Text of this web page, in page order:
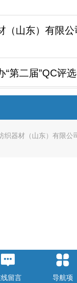
（山东）有限
第二届”QC评选
织器材（山东）有限公
留言 导航项